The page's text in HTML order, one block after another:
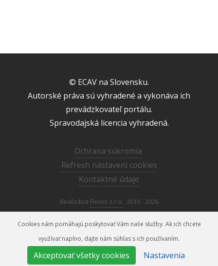
© ECAV na Slovensku.
Autorské práva sú vyhradené a vykonáva ich
prevádzkovateľ portálu.
Spravodajská licencia vyhradená.
Ochrana súkromia
Refresh nastavení cookies
Kontaktné údaje
Realizácia Flowis s.r.o. 2019 - 2026
media@ecav.sk 02/59 201 220
Cookies nám pomáhajú poskytovať Vám naše služby. Ak ich chcete
využívať naplno, dajte nám súhlas s ich používaním.
Akceptovať všetky cookies Nastavenia